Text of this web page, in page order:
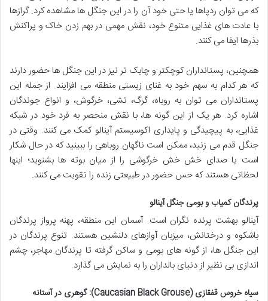
که می توان ردپاها یا حتی خود آن را در این جنگل ها مشاهده کرد. گرازها
با عادت های غذایی متنوع خود، نقش مهمی در بهم زدن خاک و پراکنش
بذرها ایفا می کنند.
همچنین، پستانداران کوچکتر و چابک تر نیز در این جنگل ها حضور دارند
که هر کدام به سهم خود به غنای زیستی منطقه می افزایند. از جمله این
پستانداران می توان به روباه، گرگ، تشی، خرگوش، و انواع جوندگان
اشاره کرد. هر یک از این گونه ها، با نقش منحصر به فرد خود در شبکه
غذایی، به پیچیدگی و پایداری اکوسیستم آینالو کمک می کنند. وقتی در
جنگل قدم می زنید، ممکن است ناگهان روباهی را ببینید که در حال شکار
است یا صدای خش خش خرگوشی را از میان بوته ها بشنوید؛ اینها
لحظاتی هستند که حس حضور در طبیعتی زنده را تقویت می کنند.
پرندگان کمیاب و بومی جنگل آینالو
آینالو بهشت پرنده نگران است. آسمان این منطقه، پهنه پرواز پرندگان
باشکوه و درختانش، میزبان آوازهای دلنشین هستند. تنوع پرندگان در
این جنگل ها، از گونه های بومی و ساکن گرفته تا پرندگان مهاجر، چشم
اندازی بی نظیر از دنیای بالداران را به نمایش می گذارد.
سیاه خروس قفقازی (Caucasian Black Grouse): گوهری در آستانه